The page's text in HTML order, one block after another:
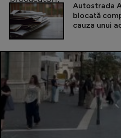
Autostrada
blocată
cauza unui